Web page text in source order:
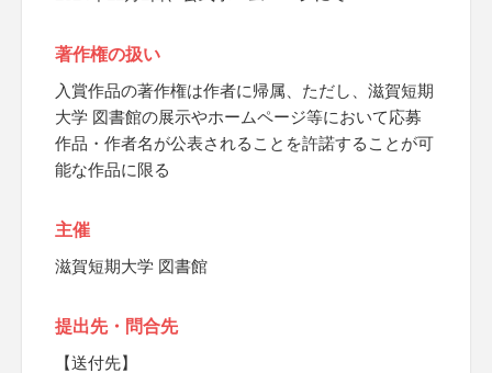
著作権の扱い
入賞作品の著作権は作者に帰属、ただし、滋賀短期
大学 図書館の展示やホームページ等において応募
作品・作者名が公表されることを許諾することが可
能な作品に限る
主催
滋賀短期大学 図書館
提出先・問合先
【送付先】